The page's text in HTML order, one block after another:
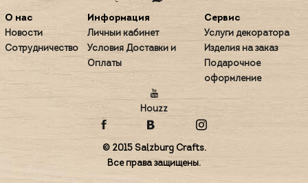
О нас
Новости
Сотрудничество
Информация
Личный кабинет
Условия Доставки и
Оплаты
Сервис
Услуги декоратора
Изделия на заказ
Подарочное
оформление
Houzz
© 2015 Salzburg Crafts.
Все права защищены.